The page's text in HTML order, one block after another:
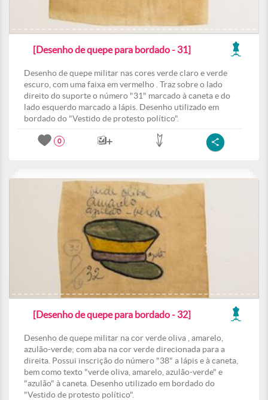
[Desenho de quepe para bordado - 31]
Desenho de quepe militar nas cores verde claro e verde
escuro, com uma faixa em vermelho . Traz sobre o lado
direito do suporte o número "31" marcado à caneta e do
lado esquerdo marcado a lápis. Desenho utilizado em
bordado do "Vestido de protesto político".
0
[Desenho de quepe para bordado - 32]
Desenho de quepe militar na cor verde oliva , amarelo,
azulão-verde; com aba na cor verde direcionada para a
direita. Possui inscrição do número "38" a lápis e à caneta,
bem como texto "verde oliva, amarelo, azulão-verde" e
"azulão" à caneta. Desenho utilizado em bordado do
"Vestido de protesto político".